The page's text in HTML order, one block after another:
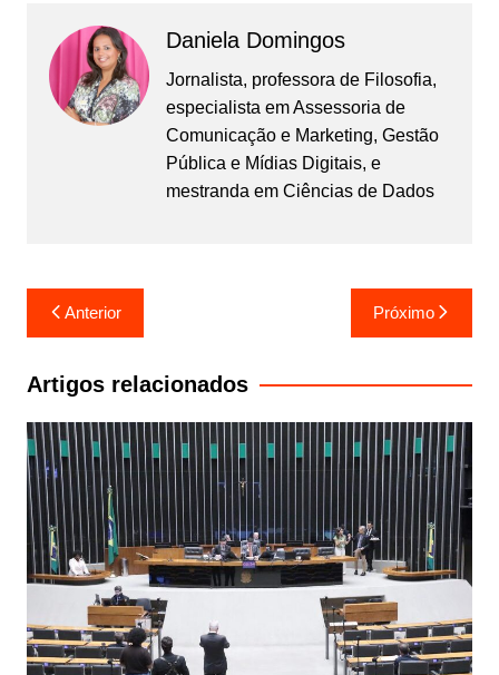
Daniela Domingos
Jornalista, professora de Filosofia,
especialista em Assessoria de
Comunicação e Marketing, Gestão
Pública e Mídias Digitais, e
mestranda em Ciências de Dados
Navegação
de
Post
Anterior Próximo
Artigos relacionados